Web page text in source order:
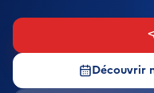
Découvrir